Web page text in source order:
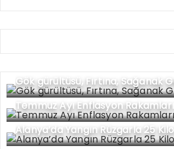
Gök gürültüsü, Fırtına, Sağanak
Temmuz Ayı Enflasyon
Alanya’da Yangın Rüzgarla 25